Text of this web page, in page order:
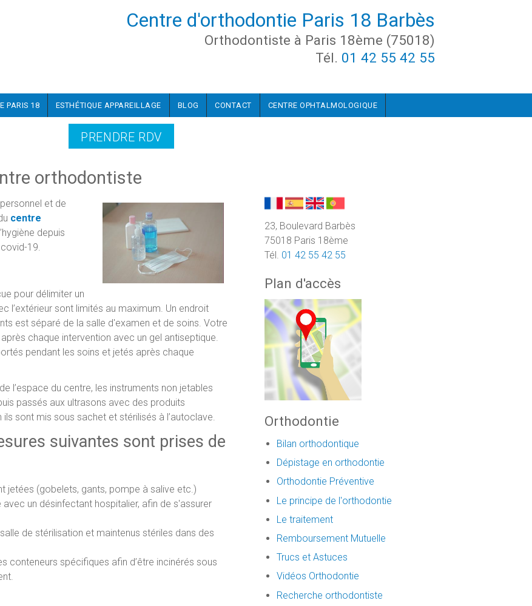
Centre d'orthodontie Paris 18 Barbès
Orthodontiste à Paris 18ème (75018)
Tél. 01 42 55 42 55
PARIS 18 ESTHÉTIQUE APPAREILLAGE BLOG CONTACT CENTRE OPHTALMOLOGIQUE
PRENDRE RDV
orthodontiste
et de
centre
depuis
19.
pour délimiter un
l’extérieur sont limités au maximum. Un endroit
est séparé de la salle d'examen et de soins. Votre
chaque intervention avec un gel antiseptique.
pendant les soins et jetés après chaque
l’espace du centre, les instruments non jetables
passés aux ultrasons avec des produits
sont mis sous sachet et stérilisés à l’autoclave.
suivantes sont prises de
jetées (gobelets, gants, pompe à salive etc.)
un désinfectant hospitalier, afin de s'assurer
de stérilisation et maintenus stériles dans des
conteneurs spécifiques afin d’être incinérés sous
23, Boulevard Barbès
75018 Paris 18ème
Tél. 01 42 55 42 55
Plan d'accès
Orthodontie
Bilan orthodontique
Dépistage en orthodontie
Orthodontie Préventive
Le principe de l'orthodontie
Le traitement
Remboursement Mutuelle
Trucs et Astuces
Vidéos Orthodontie
Recherche orthodontiste